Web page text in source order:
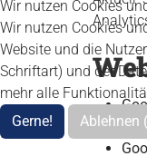
Wir nutzen Cookies
Wir nutzen Cookies
Website und die
Schriftart) und der
mehr alle
Gerne!
Ablehnen